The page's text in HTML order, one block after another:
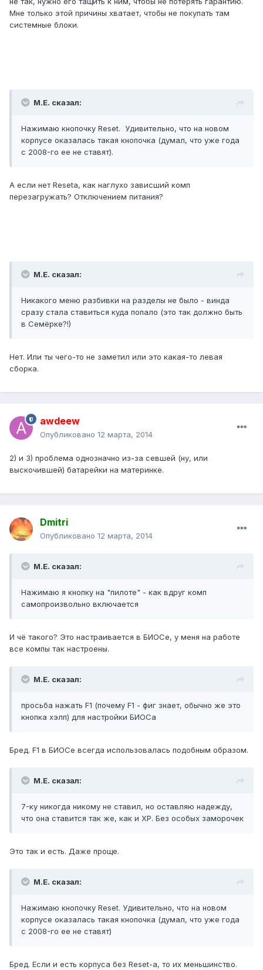
Мне только этой причины хватает, чтобы не покупать там
системные блоки.
М.Е. сказал:
Нажимаю кнопочку Reset. Удивительно, что на новом
корпусе оказалась такая кнопочка (думал, что уже года
с 2008-го ее не ставят).
А если нет Resetа, как наглухо зависший комп
перезагружать? Отключением питания?
М.Е. сказал:
Никакого меню разбивки на разделы не было - винда
сразу стала ставиться куда попало (это так должно быть
в Семёрке?!)
Нет. Или ты чего-то не заметил или это какая-то левая
сборка.
awdeew
Опубликовано 12 марта, 2014
2) и 3) проблема однозначно из-за севшей (ну, или
выскочившей) батарейки на материнке.
Dmitri
Опубликовано 12 марта, 2014
М.Е. сказал:
Нажимаю я кнопку на "пилоте" - как вдруг комп
самопроизвольно включается
И чё такого? Это настраивается в БИОСе, у меня на работе
все компы так настроены.
М.Е. сказал:
просьба нажать F1 (почему F1 - фиг знает, обычно же это
кнопка хэлп) для настройки БИОСа
Бред. F1 в БИОСе всегда использовалась подобным образом.
М.Е. сказал:
7-ку никогда никому не ставил, но оставляю надежду,
что она ставится так же, как и ХР. Без особых заморочек
Это так и есть. Даже проще.
М.Е. сказал:
Нажимаю кнопочку Reset. Удивительно, что на новом
корпусе оказалась такая кнопочка (думал, что уже года
с 2008-го ее не ставят)
Бред. Если и есть корпуса без Reset-а, то их меньшинство.